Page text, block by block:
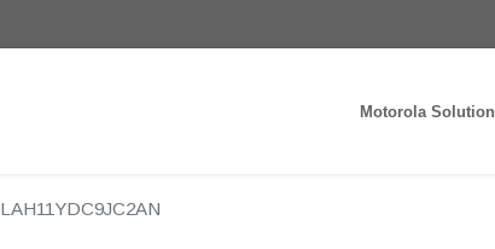
Motorola
LAH11YDC9JC2AN